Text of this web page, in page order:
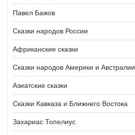
Павел Бажов
Сказки народов России
Африканские сказки
Сказки народов Америки и Австралии
Азиатские сказки
Сказки Кавказа и Ближнего Востока
Захариас Топелиус